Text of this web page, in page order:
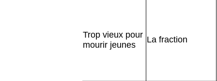
Trop vieux pour
mourir jeunes
La fraction